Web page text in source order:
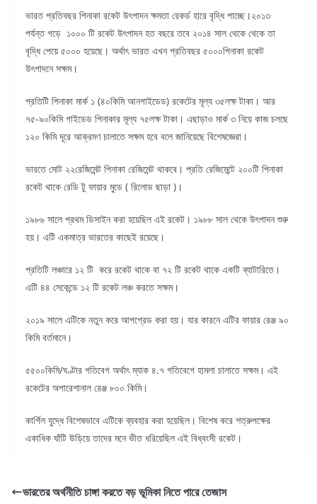
ভারত প্রতিবছর পিনাকা রকেট উৎপাদন ক্ষমতা রেকর্ড হারে বৃদ্ধি পাচ্ছে।২০১৩
পর্যন্ত গড়ে ১০০০ টি রকেট উৎপাদন হত বছরে তবে ২০১৪ সাল থেকে থেকে তা
বৃদ্ধি পেয়ে ৫০০০ হয়েছে। অর্থাৎ ভারত এখন প্রতিবছর ৫০০০পিনাকা রকেট
উৎপাদনে সক্ষম।
প্রতিটি পিনাকা মার্ক ১ (৪০কিমি আনগাইডেড) রকেটের মূল্য ৩৫লক্ষ টাকা। আর
৭৫-৯০কিমি গাইডেড পিনাকার মূল্য ৭৫লক্ষ টাকা। এছাড়াও মার্ক ৩ নিয়ে কাজ চলছে
১২০ কিমি দূরে আক্রমণ চালাতে সক্ষম হবে বলে জানিয়েছে বিশেষজ্ঞেরা।
ভারতে মোট ২২রেজিমেন্ট পিনাকা রেজিমেন্ট থাকবে। প্রতি রেজিমেন্টে ২০০টি পিনাকা
রকেট থাকে রেডি টু ফায়ার মুডে ( রিলোড ছাড়া )।
১৯৮৬ সালে প্রথম ডিসাইন করা হয়েছিল এই রকেট। ১৯৮৮ সাল থেকে উৎপাদন শুরু
হয়। এটি একমাত্র ভারতের কাছেই রয়েছে।
প্রতিটি লঞ্চারে ১২ টি করে রকেট থাকে বা ৭২ টি রকেট থাকে একটি ব্যাটারিতে।
এটি ৪৪ সেকেন্ডে ১২ টি রকেট লঞ্চ করতে সক্ষম।
২০১৯ সালে এটিকে নতুন করে আপগ্রেড করা হয়। যার কারনে এটির ফায়ার রেঞ্জ ৯০
কিমি বর্তমানে।
৫৫০০কিমি/ঘণ্টার গতিবেগ অর্থাৎ ম্যাক ৪.৭ গতিবেগে হামলা চালাতে সক্ষম। এই
রকেটের অপারেশানাল রেঞ্জ ৮০০ কিমি।
কার্গিল যুদ্ধে বিশেষভাবে এটিকে ব্যবহার করা হয়েছিল। বিশেষ করে শত্রুপক্ষের
একাধিক ঘাঁটি উড়িয়ে তাদের মনে ভীত ধরিয়েছিল এই বিধ্বংসী রকেট।
ভারতের অর্থনীতি চাঙ্গা করতে বড় ভূমিকা নিতে পারে তেজাস